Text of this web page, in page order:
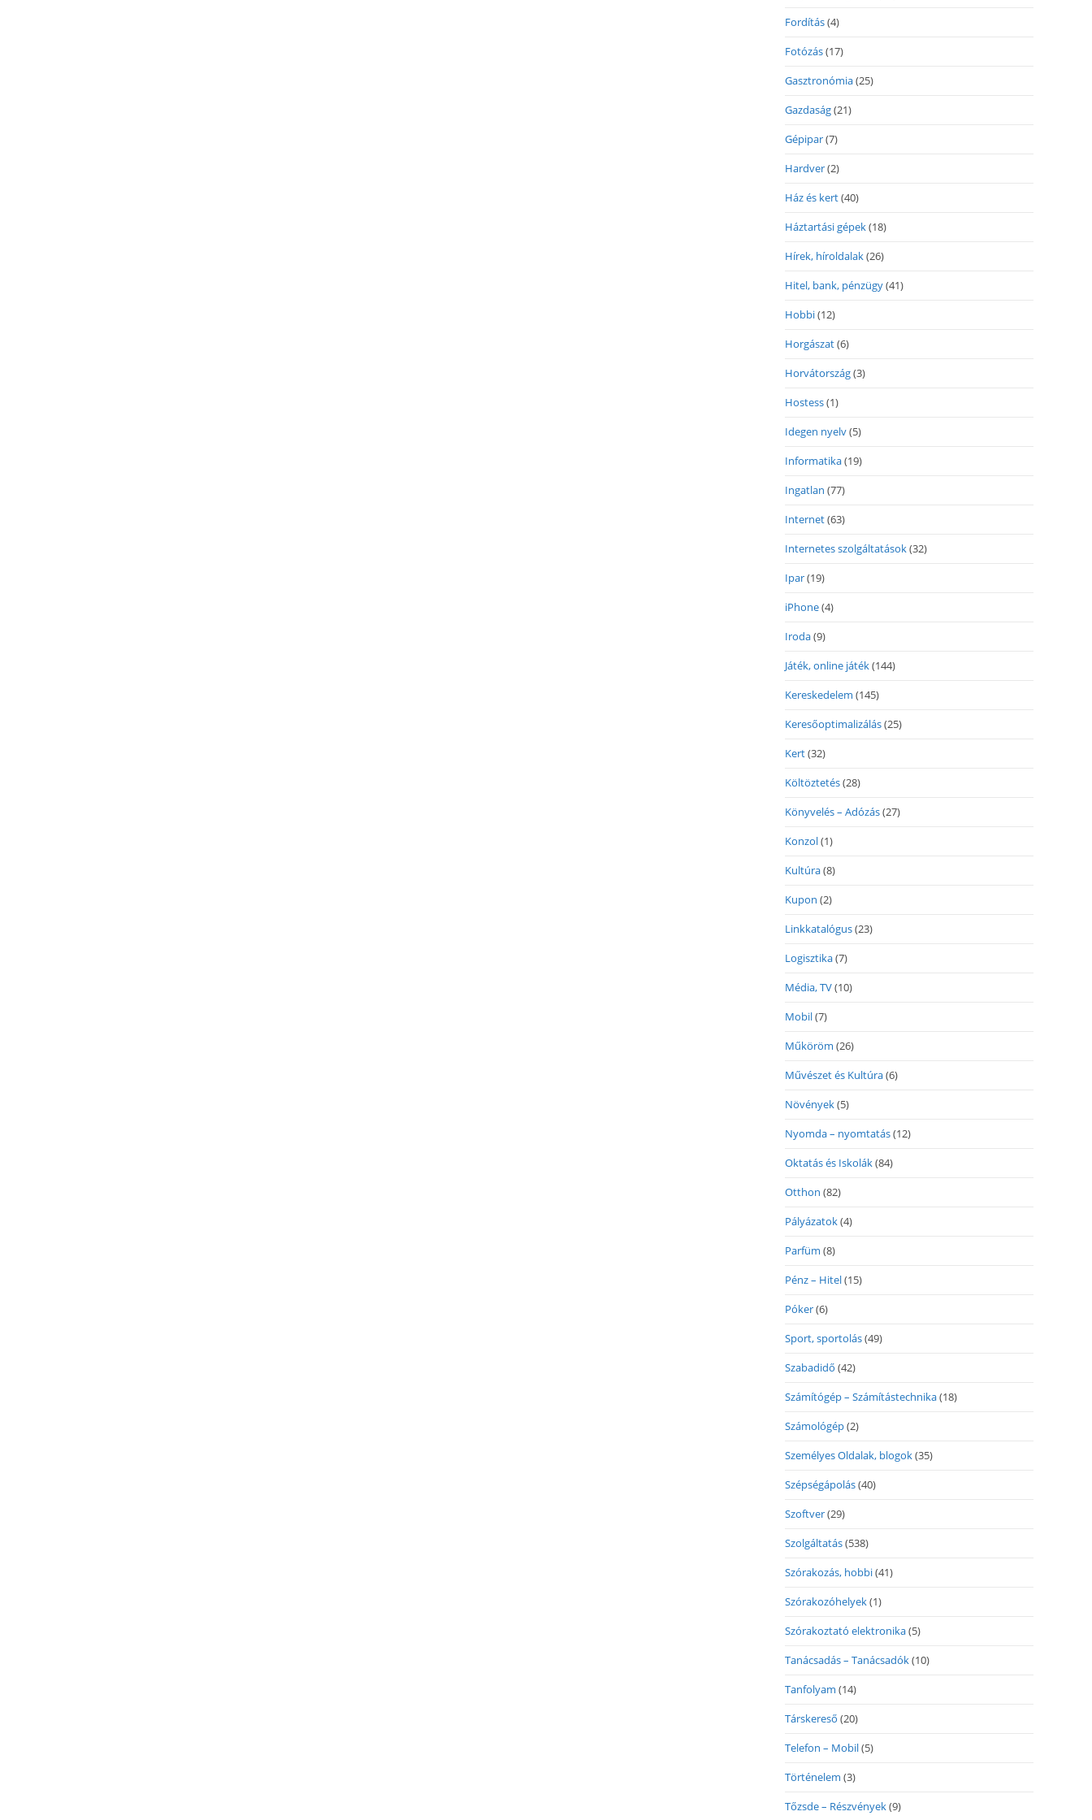
Fordítás(4)
Fotózás(17)
Gasztronómia(25)
Gazdaság(21)
Gépipar(7)
Hardver(2)
Ház és kert(40)
Háztartási gépek(18)
Hírek, híroldalak(26)
Hitel, bank, pénzügy(41)
Hobbi(12)
Horgászat(6)
Horvátország(3)
Hostess(1)
Idegen nyelv(5)
Informatika(19)
Ingatlan (77)
Internet(63)
Internetes szolgáltatások(32)
Ipar(19)
iPhone(4)
Iroda(9)
Játék, online játék(144)
Kereskedelem (145)
Keresőoptimalizálás(25)
Kert(32)
Költöztetés(28)
Könyvelés – Adózás(27)
Konzol(1)
Kultúra(8)
Kupon (2)
Linkkatalógus(23)
Logisztika(7)
Média, TV(10)
Mobil(7)
Műköröm (26)
Művészet és Kultúra(6)
Növények(5)
Nyomda – nyomtatás(12)
Oktatás és Iskolák(84)
Otthon (82)
Pályázatok(4)
Parfüm (8)
Pénz – Hitel(15)
Póker(6)
Sport, sportolás(49)
Szabadidő (42)
Számítógép – Számítástechnika(18)
Számológép(2)
Személyes Oldalak, blogok(35)
Szépségápolás(40)
Szoftver(29)
Szolgáltatás(538)
Szórakozás, hobbi(41)
Szórakozóhelyek(1)
Szórakoztató elektronika(5)
Tanácsadás – Tanácsadók(10)
Tanfolyam (14)
Társkereső (20)
Telefon – Mobil(5)
Történelem (3)
Tőzsde – Részvények(9)